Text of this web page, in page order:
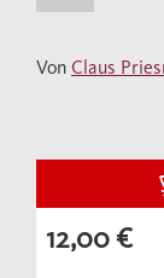
den Stein
Mensch
Von Claus
12,00 €